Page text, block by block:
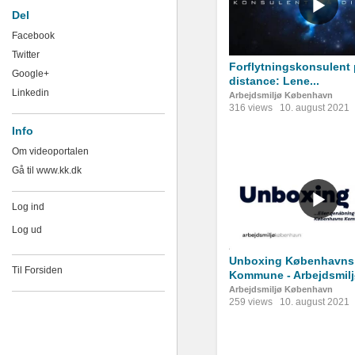
Del
Facebook
Twitter
Google+
Linkedin
Info
Om videoportalen
Gå til www.kk.dk
Log ind
Log ud
Til Forsiden
Forflytningskonsulent
distance: Lene...
Arbejdsmiljø København
316 views 10. august 2021
Unboxing Københavns
Kommune -
Arbejdsmiljø København
259 views 10. august 2021